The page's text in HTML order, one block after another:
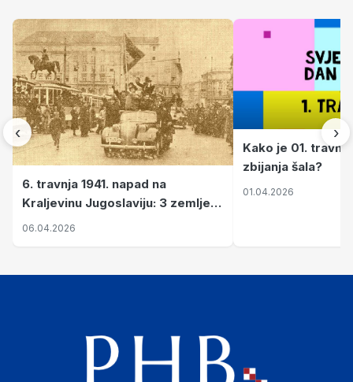
‹
6. travnja 1941. napad na
Kraljevinu Jugoslaviju: 3 zemlje
nastale njenim raspadom
06.04.2026
Kako je 01.
zbijanja šala?
01.04.2026
›